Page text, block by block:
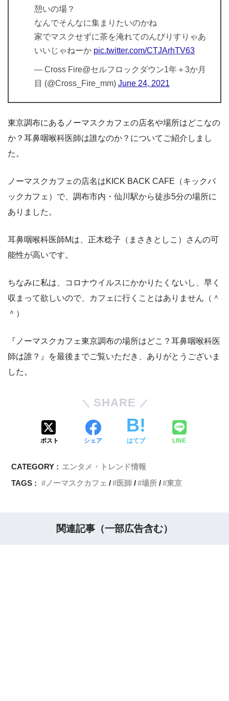
憩いの場？
なんでそんなに集まりたいのかね
家でマスクせずに茶を淹れてのんびりすりゃあ
いいじゃねーか pic.twitter.com/CTJArhTV63
— Cross Fire@セルフロックダウン1年＋3か月
目 (@Cross_Fire_mm) June 24, 2021
東京調布にあるノーマスクカフェの店名や場所はどこなの
か？耳鼻咽喉科医師は誰なのか？についてご紹介しまし
た。
ノーマスクカフェの店名はKICK BACK CAFE（キックバ
ックカフェ）で、調布市内・仙川駅から徒歩5分の場所に
ありました。
耳鼻咽喉科医師Mは、正木稔子（まさきとしこ）さんの可
能性が高いです。
ちなみに私は、コロナウイルスにかかりたくないし、早く
収まって欲しいので、カフェに行くことはありません（＾
＾）
『ノーマスクカフェ東京調布の場所はどこ？耳鼻咽喉科医
師は誰？』を最後までご覧いただき、ありがとうございま
した。
SHARE
ポスト シェア はてブ LINE
CATEGORY : エンタメ・トレンド情報
TAGS :
ノーマスクカフェ 医師 場所 東京
関連記事（一部広告含む）